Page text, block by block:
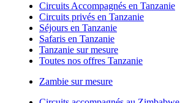
Circuits Accompagnés en Tanzanie
Circuits privés en Tanzanie
Séjours en Tanzanie
Safaris en Tanzanie
Tanzanie sur mesure
Toutes nos offres Tanzanie
Zambie sur mesure